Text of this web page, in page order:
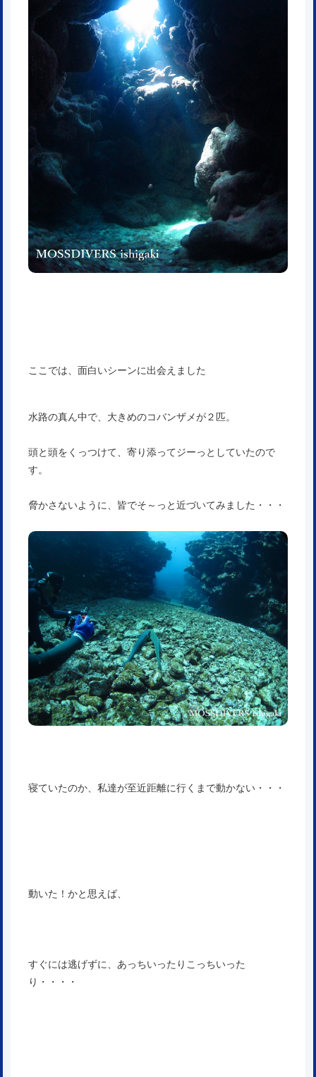
ここでは、面白いシーンに出会えました
水路の真ん中で、大きめのコバンザメが２匹。
頭と頭をくっつけて、寄り添ってジーっとしていたので
す。
脅かさないように、皆でそ～っと近づいてみました・・・
寝ていたのか、私達が至近距離に行くまで動かない・・・
動いた！かと思えば、
すぐには逃げずに、あっちいったりこっちいった
り・・・・